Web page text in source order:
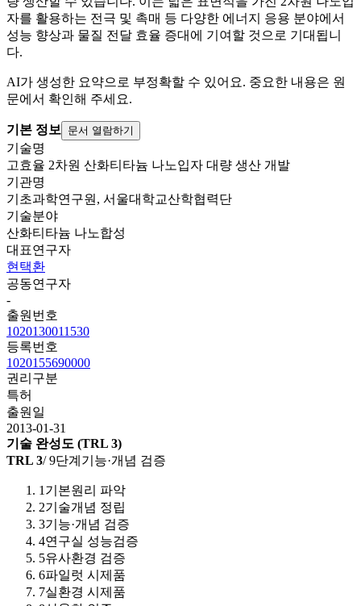
자를 활용하는 전극 및 촉매 등 다양한 에너지 응용 분야에서
성능 향상과 물질 전달 효율 증대에 기여할 것으로 기대됩니
다.
AI가 생성한 요약으로 부정확할 수 있어요. 중요한 내용은 원
문에서 확인해 주세요.
기본 정보 문서 열람하기
기술명
고효율 2차원 산화티타늄 나노입자 대량 생산 개발
기관명
기초과학연구원, 서울대학교산학협력단
기술분야
산화티타늄 나노합성
대표연구자
현택환
공동연구자
-
출원번호
1020130011530
등록번호
1020155690000
권리구분
특허
출원일
2013-01-31
기술 완성도 (TRL 3)
TRL 3/9단계 기능·개념 검증
1 기본원리 파악
2기술개념 정립
3기능·개념 검증
4연구실 성능검증
5유사환경 검증
6파일럿 시제품
7실환경 시제품